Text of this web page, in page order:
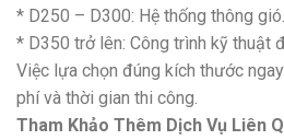
* D250 – D300: Hệ thống thông gió.
* D350 trở lên: Công trình kỹ thuật
Việc lựa chọn đúng kích thước
phí và thời gian thi công.
Tham Khảo Thêm Dịch Vụ Liên